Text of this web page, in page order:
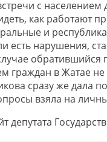
с
как работают
и
есть нарушения,
обратившийся
граждан в Жатае
сразу же дала
взяла на
депутата